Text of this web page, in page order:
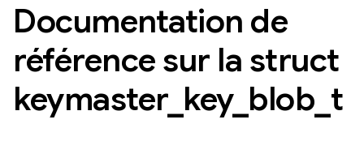
Documentation de
référence sur la struct
keymaster_ key_ blob t